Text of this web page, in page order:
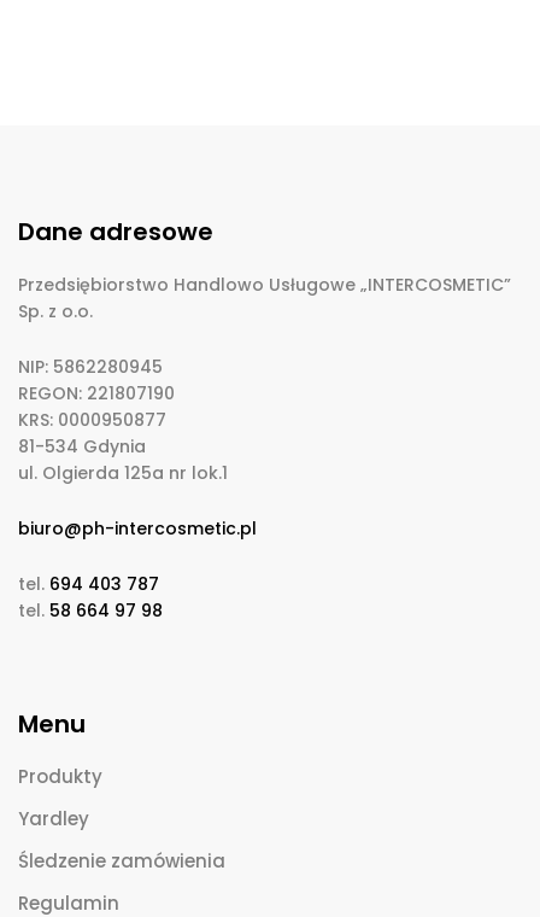
Dane adresowe
Przedsiębiorstwo Handlowo Usługowe „INTERCOSMETIC”
Sp. z o.o.
NIP: 5862280945
REGON: 221807190
KRS: 0000950877
81-534 Gdynia
ul. Olgierda 125a nr lok.1
biuro@ph-intercosmetic.pl
tel. 694 403 787
tel. 58 664 97 98
Menu
Produkty
Yardley
Śledzenie zamówienia
Regulamin